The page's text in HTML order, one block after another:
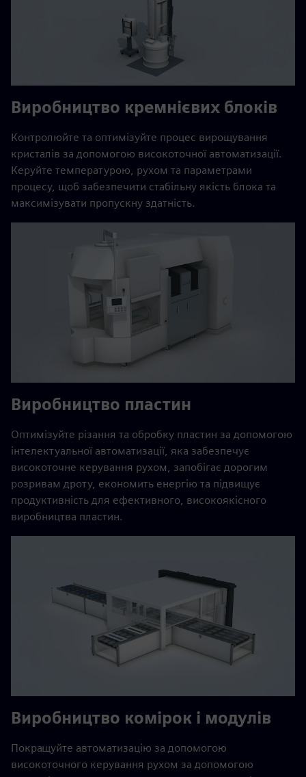
Виробництво кремнієвих блоків
Контролюйте та оптимізуйте процес вирощування
кристалів за допомогою високоточної автоматизації.
Керуйте температурою, рухом та параметрами
процесу, щоб забезпечити стабільну якість блока та
максимізувати пропускну здатність.
Виробництво пластин
Оптимізуйте різання та обробку пластин за допомогою
інтелектуальної автоматизації, яка забезпечує
високоточне керування рухом, запобігає дорогим
розривам дроту, економить енергію та підвищує
продуктивність для ефективного, високоякісного
виробництва пластин.
Виробництво комірок і модулів
Покращуйте автоматизацію за допомогою
високоточного керування рухом за допомогою